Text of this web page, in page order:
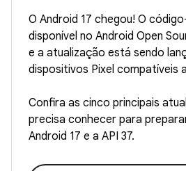
O Android 17 chegou! O
disponível no Android Open
e a atualização está sendo
dispositivos Pixel compatíveis
Confira as cinco principais
precisa conhecer para
Android 17 e a API 37.